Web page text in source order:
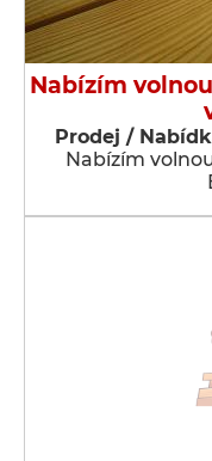
Nabízím
Prodej /
Nabízím